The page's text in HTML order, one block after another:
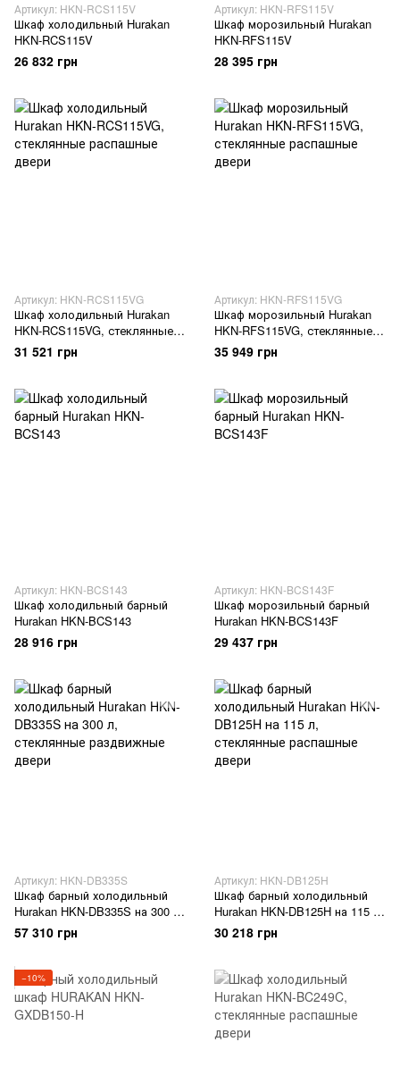
Артикул: HKN-RCS115V
Шкаф холодильный Hurakan
HKN-RCS115V
26 832 грн
Артикул: HKN-RFS115V
Шкаф морозильный Hurakan
HKN-RFS115V
28 395 грн
Артикул: HKN-RCS115VG
Шкаф холодильный Hurakan
HKN-RCS115VG, стеклянные
распашные двери
31 521 грн
Артикул: HKN-RFS115VG
Шкаф морозильный Hurakan
HKN-RFS115VG, стеклянные
распашные двери
35 949 грн
Артикул: HKN-BCS143
Шкаф холодильный барный
Hurakan HKN-BCS143
28 916 грн
Артикул: HKN-BCS143F
Шкаф морозильный барный
Hurakan HKN-BCS143F
29 437 грн
Артикул: HKN-DB335S
Шкаф барный холодильный
Hurakan HKN-DB335S на 300 л,
стеклянные раздвижные
двери
57 310 грн
Артикул: HKN-DB125H
Шкаф барный холодильный
Hurakan HKN-DB125H на 115 л,
стеклянные распашные двери
30 218 грн
−10%